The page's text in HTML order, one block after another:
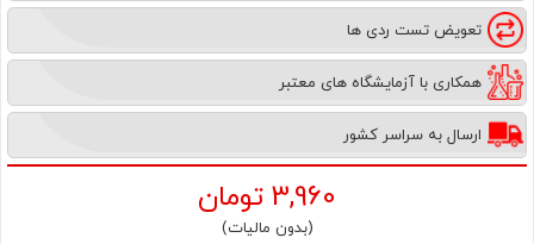
تعویض تست ردی ها
همکاری با آزمایشگاه های معتبر
ارسال به سراسر کشور
3,960 تومان
(بدون مالیات)